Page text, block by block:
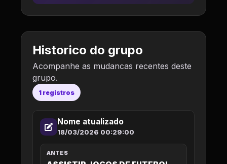
Historico do grupo
Acompanhe as mudancas recentes deste
grupo.
1 registros
Nome atualizado
18/03/2026 00:29:00
ANTES